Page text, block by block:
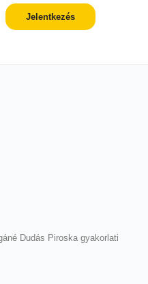
Jelentkezés
Dudás Piroska gyakorlati